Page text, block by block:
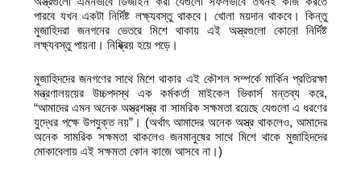
পারবে যখন একটা নির্দিষ্ট লক্ষ্যবস্তু থাকবে। খোলা ময়দান থাকবে। কিন্তু
মুজাহিদরা জনগনের ভেতরে মিশে থাকায় এই অস্ত্রগুলো কোনো নির্দিষ্ট
লক্ষ্যবস্তু পায়না। নিষ্ক্রিয় হয়ে পড়ে।
মুজাহিদদের জনগণের সাথে মিশে থাকার এই কৌশল সম্পর্কে মার্কিন প্রতিরক্ষা
মন্ত্রণালয়য়ের উচ্চপদস্থ এক কর্মকর্তা মাইকেল ভিকার্স মন্তব্য করে,
“আমাদের এমন অনেক অস্ত্রশস্ত্র বা সামরিক সক্ষমতা রয়েছে যেগুলো এ ধরণের
যুদ্ধের পক্ষে উপযুক্ত নয়”। (অর্থাৎ আমাদের অনেক অস্ত্র থাকলেও, আমাদের
অনেক সামরিক সক্ষমতা থাকলেও জনমানুষের সাথে মিশে থাকে মুজাহিদদের
মোকাবেলায় এই সক্ষমতা কোন কাজে আসবে না।)